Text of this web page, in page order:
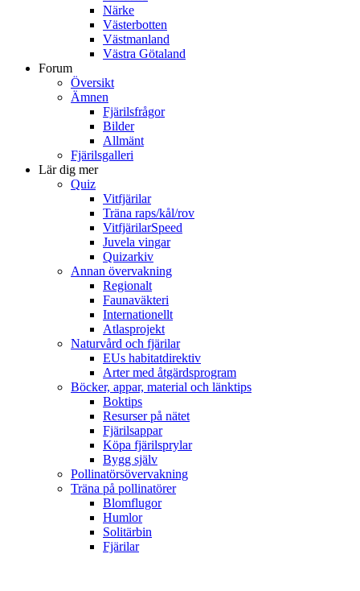
Närke
Västerbotten
Västmanland
Västra Götaland
Forum
Översikt
Ämnen
Fjärilsfrågor
Bilder
Allmänt
Fjärilsgalleri
Lär dig mer
Quiz
Vitfjärilar
Träna raps/kål/rov
VitfjärilarSpeed
Juvela vingar
Quizarkiv
Annan övervakning
Regionalt
Faunaväkteri
Internationellt
Atlasprojekt
Naturvård och fjärilar
EUs habitatdirektiv
Arter med åtgärdsprogram
Böcker, appar, material och länktips
Boktips
Resurser på nätet
Fjärilsappar
Köpa fjärilsprylar
Bygg själv
Pollinatörsövervakning
Träna på pollinatörer
Blomflugor
Humlor
Solitärbin
Fjärilar